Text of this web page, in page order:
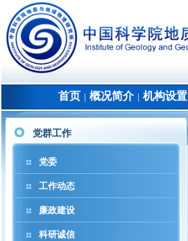
首页 概况简介│ 机构设置
党群工作
党委
工作动态
廉政建设
科研诚信